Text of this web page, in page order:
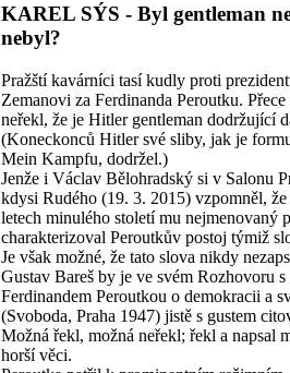
KAREL SÝS - Byl gentleman
nebyl?
Pražští kavárníci tasí kudly proti
Zemanovi za Ferdinanda Peroutku.
neřekl, že je Hitler gentleman dodržující
(Koneckonců Hitler své sliby, jak je
Mein Kampfu, dodržel.)
Jenže i Václav Bělohradský si v Salonu
kdysi Rudého (19. 3. 2015) vzpomněl,
letech minulého století mu nejmenovaný
charakterizoval Peroutkův postoj týmiž
Je však možné, že tato slova nikdy
Gustav Bareš by je ve svém Rozhovoru s
Ferdinandem Peroutkou o demokracii a
(Svoboda, Praha 1947) jistě s gustem
Možná řekl, možná neřekl; řekl a napsal
horší věci.